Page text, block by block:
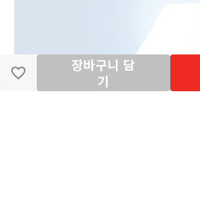
장바구니 담
기